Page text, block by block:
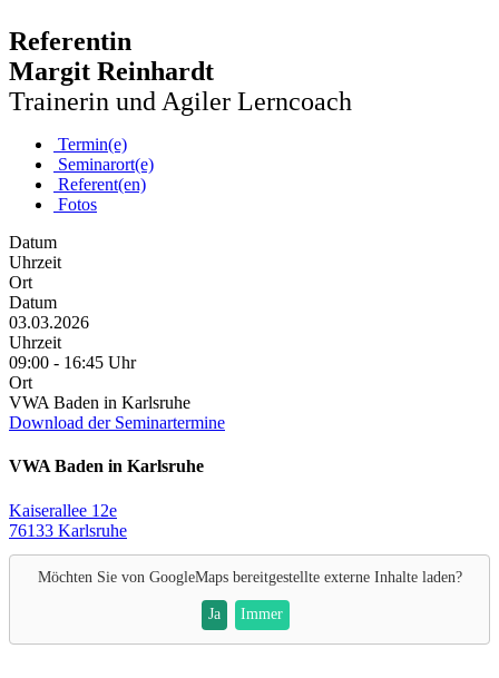
Referentin
Margit Reinhardt
Trainerin und Agiler Lerncoach
Termin(e)
Seminarort(e)
Referent(en)
Fotos
Datum
Uhrzeit
Ort
Datum
03.03.2026
Uhrzeit
09:00 - 16:45 Uhr
Ort
VWA Baden in Karlsruhe
Download der Seminartermine
VWA Baden in Karlsruhe
Kaiserallee 12e
76133 Karlsruhe
Möchten Sie von GoogleMapsbereitgestellte externe Inhalte laden?
Ja Immer